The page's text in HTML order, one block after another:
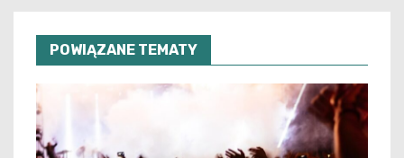
POWIĄZANE TEMATY